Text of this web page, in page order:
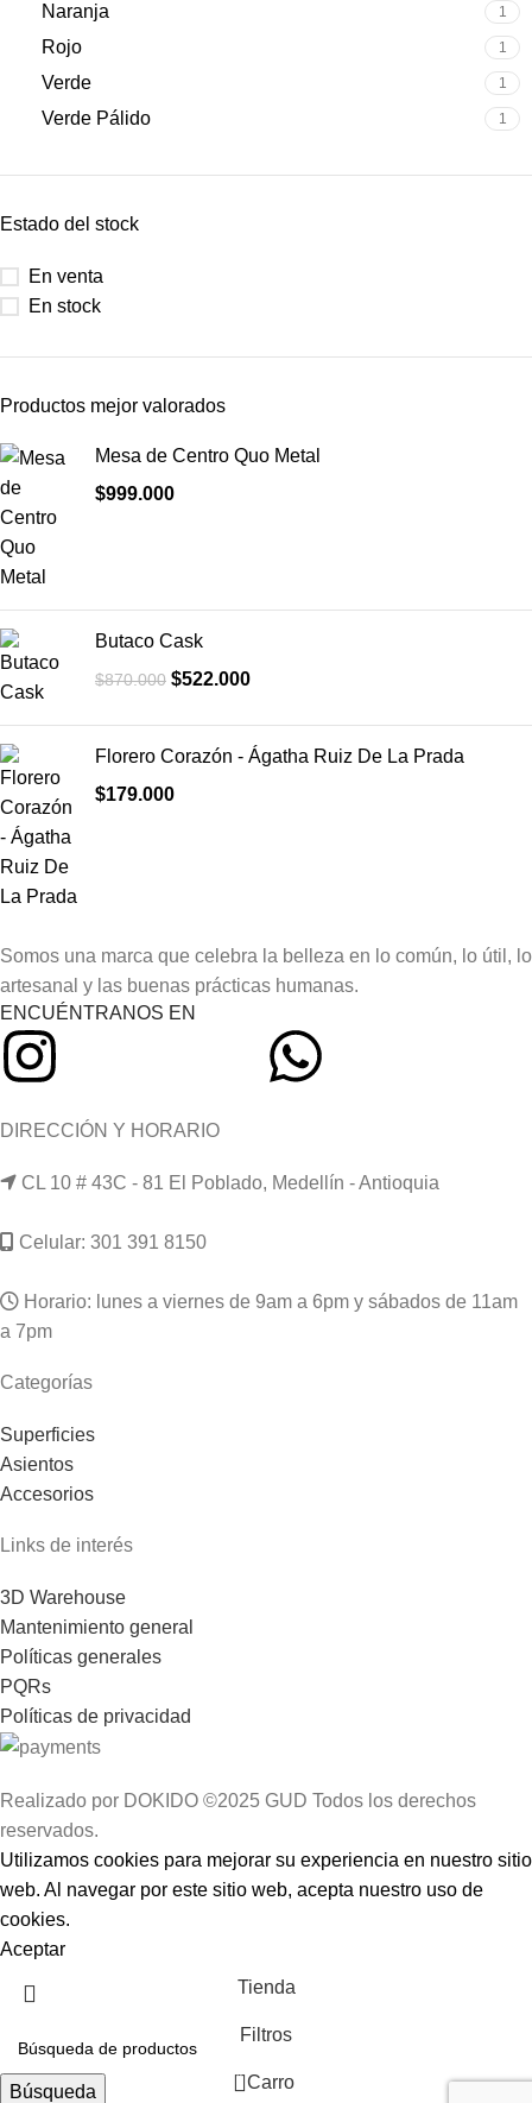
Naranja 1
Rojo 1
Verde 1
Verde Pálido 1
Estado del stock
En venta
En stock
Productos mejor valorados
Mesa de Centro Quo Metal
$999.000
Butaco Cask
$870.000 $522.000
Florero Corazón - Ágatha Ruiz De La Prada
$179.000
Somos una marca que celebra la belleza en lo común, lo útil, lo
artesanal y las buenas prácticas humanas.
ENCUÉNTRANOS EN
DIRECCIÓN Y HORARIO
CL 10 # 43C - 81 El Poblado, Medellín - Antioquia
Celular: 301 391 8150
Horario: lunes a viernes de 9am a 6pm y sábados de 11am
a 7pm
Categorías
Superficies
Asientos
Accesorios
Links de interés
3D Warehouse
Mantenimiento general
Políticas generales
PQRs
Políticas de privacidad
Realizado por DOKIDO ©2025 GUD Todos los derechos
reservados.
Utilizamos cookies para mejorar su experiencia en nuestro sitio
web. Al navegar por este sitio web, acepta nuestro uso de
cookies.
Aceptar
Búsqueda
Tienda
Filtros
0 Carro